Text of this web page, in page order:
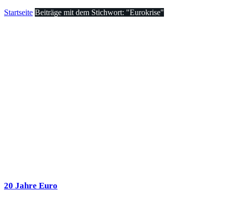
Startseite Beiträge mit dem Stichwort: "Eurokrise"
20 Jahre Euro